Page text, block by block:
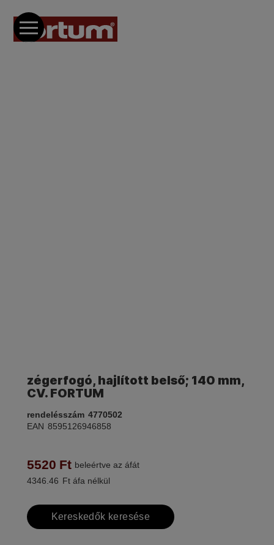
zégerfogó, hajlított belső; 140 mm,
CV. FORTUM
rendelésszám 4770502
EAN 8595126946858
5520 Ft beleértve az áfát
4346.46 Ft áfa nélkül
Kereskedők keresése